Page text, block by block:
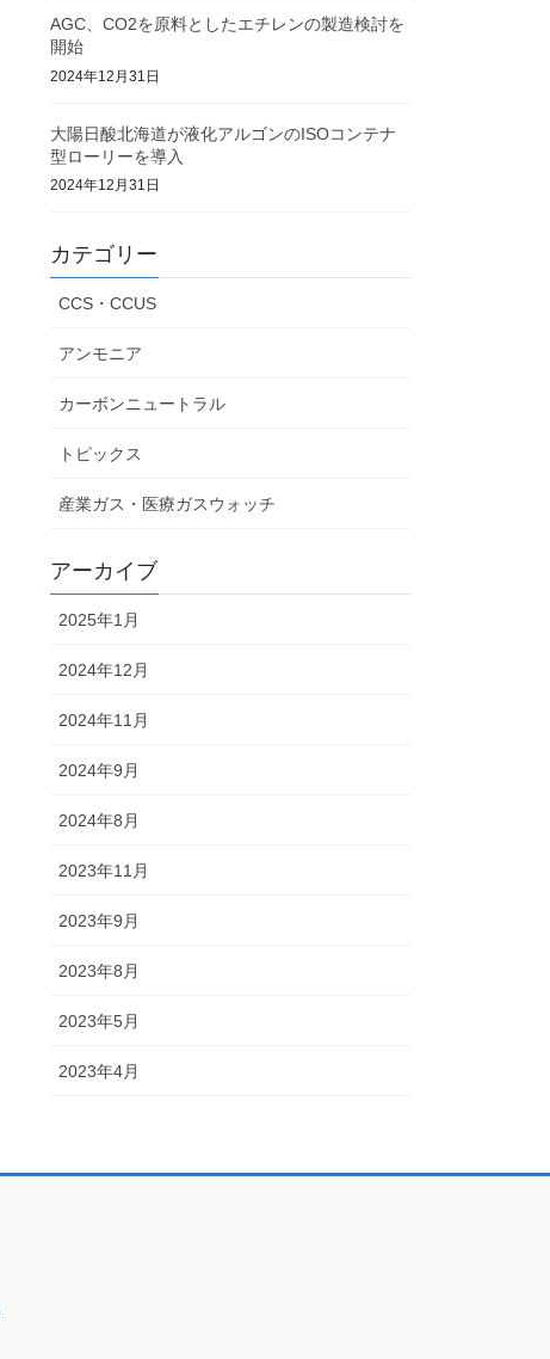
AGC、CO2を原料としたエチレンの製造検討を
開始
2024年12月31日
大陽日酸北海道が液化アルゴンのISOコンテナ
型ローリーを導入
2024年12月31日
カテゴリー
CCS・CCUS
アンモニア
カーボンニュートラル
トピックス
産業ガス・医療ガスウォッチ
アーカイブ
2025年1月
2024年12月
2024年11月
2024年9月
2024年8月
2023年11月
2023年9月
2023年8月
2023年5月
2023年4月